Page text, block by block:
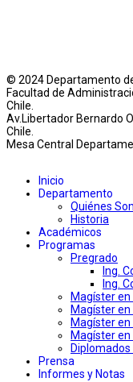
© 2024 Departamento
Facultad de
Chile.
Av.Libertador Bernardo
Chile.
Mesa Central
Inicio
Departamento
Quiénes
Historia
Académicos
Programas
Pregrado
Ing.
Ing.
Magíster en
Magíster
Magíster
Magíster
Prensa
Informes y Notas